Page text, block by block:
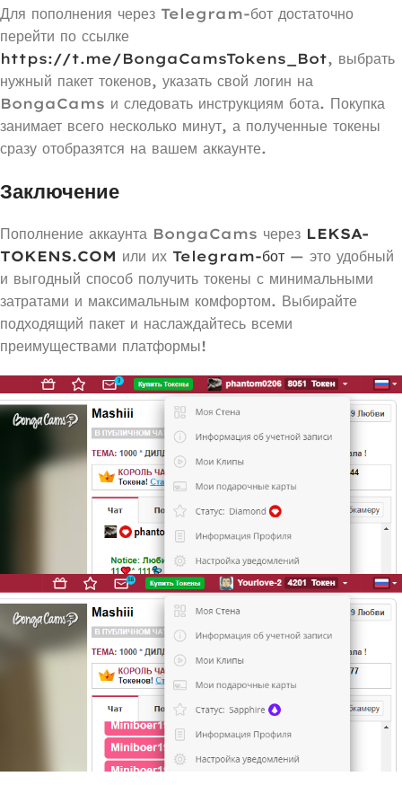
Для пополнения через Telegram-бот достаточно
перейти по ссылке
https://t.me/BongaCamsTokens_Bot, выбрать
нужный пакет токенов, указать свой логин на
BongaCams и следовать инструкциям бота. Покупка
занимает всего несколько минут, а полученные токены
сразу отобразятся на вашем аккаунте.
Заключение
Пополнение аккаунта BongaCams через LEKSA-
TOKENS.COM или их Telegram-бот — это удобный
и выгодный способ получить токены с минимальными
затратами и максимальным комфортом. Выбирайте
подходящий пакет и наслаждайтесь всеми
преимуществами платформы!